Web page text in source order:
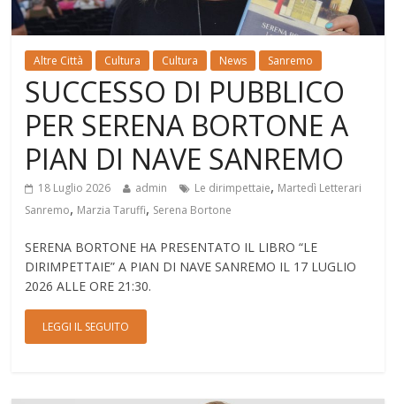
Altre Città Cultura Cultura News Sanremo
SUCCESSO DI PUBBLICO
PER SERENA BORTONE A
PIAN DI NAVE SANREMO
18 Luglio 2026 admin Le dirimpettaie, Martedì Letterari
Sanremo, Marzia Taruffi, Serena Bortone
SERENA BORTONE HA PRESENTATO IL LIBRO “LE
DIRIMPETTAIE” A PIAN DI NAVE SANREMO IL 17 LUGLIO
2026 ALLE ORE 21:30.
LEGGI IL SEGUITO